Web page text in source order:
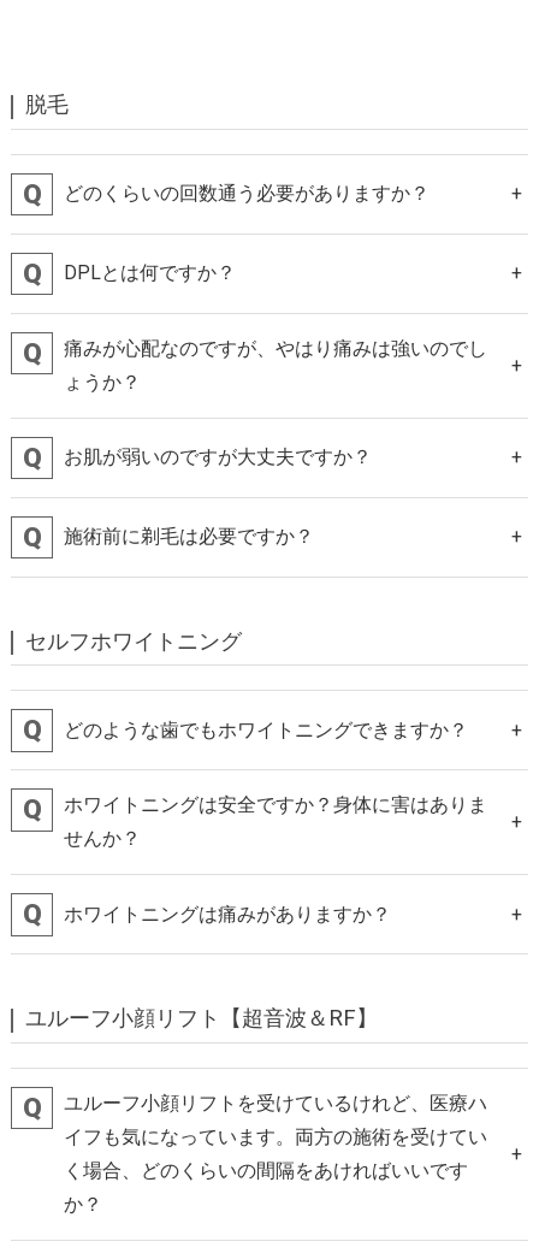
脱毛
どのくらいの回数通う必要がありますか？
DPLとは何ですか？
痛みが心配なのですが、やはり痛みは強いのでし
ょうか？
お肌が弱いのですが大丈夫ですか？
施術前に剃毛は必要ですか？
セルフホワイトニング
どのような歯でもホワイトニングできますか？
ホワイトニングは安全ですか？身体に害はありま
せんか？
ホワイトニングは痛みがありますか？
ユルーフ小顔リフト【超音波＆RF】
ユルーフ小顔リフトを受けているけれど、医療ハ
イフも気になっています。両方の施術を受けてい
く場合、どのくらいの間隔をあければいいです
か？